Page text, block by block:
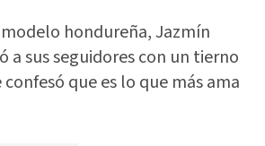
hondureña, Jazmín
a sus seguidores con un tierno
que es lo que más ama